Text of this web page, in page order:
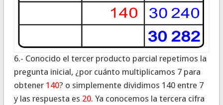
6.- Conocido el tercer producto parcial repetimos la
pregunta inicial, ¿por cuánto multiplicamos 7 para
obtener 140? o simplemente dividimos 140 entre 7
y las respuesta es 20. Ya conocemos la tercera cifra